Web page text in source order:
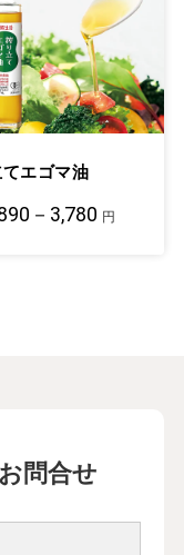
エゴマ油
－3,780 円
問合せ